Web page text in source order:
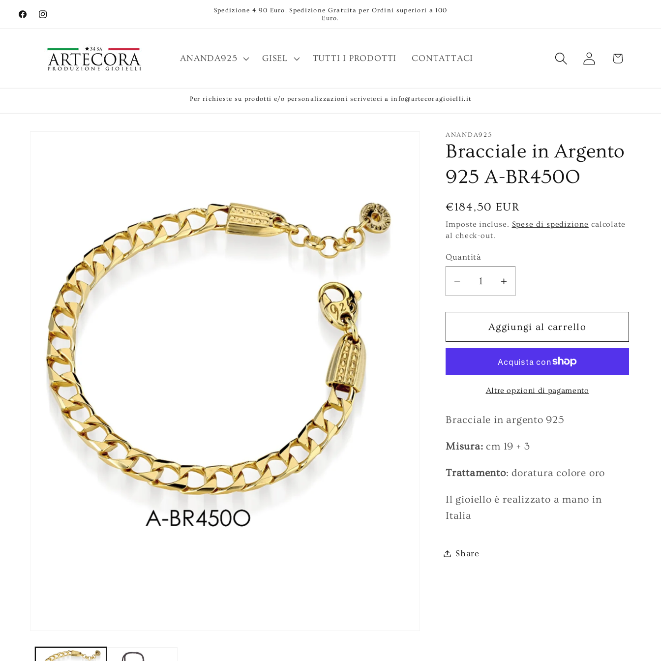
direttamente
FacebookInstagram
Spedizione 4,90 Euro. Spedizione Gratuita per Ordini superiori a 100
Euro.
ANANDA925 GISEL TUTTI I PRODOTTI CONTATTACI Accedi Carrello
Per richieste su prodotti e/o personalizzazioni scriveteci a info@artecoragioielli.it
ANANDA925
Bracciale in Argento
925 A-BR450O
Prezzo
di
listino
€184,50 EUR
Imposte incluse. Spese di spedizione calcolate
al check-out.
Quantità
Diminuisci
quantità
per
Bracciale
in
BR450O
Aumenta
quantità
per
Bracciale
in
925
BR450O
Aggiungi al carrello
Altre opzioni di pagamento
Bracciale in argento 925
Misura: cm 19 + 3
Trattamento: doratura colore oro
Il gioiello è realizzato a mano in
Italia
Share